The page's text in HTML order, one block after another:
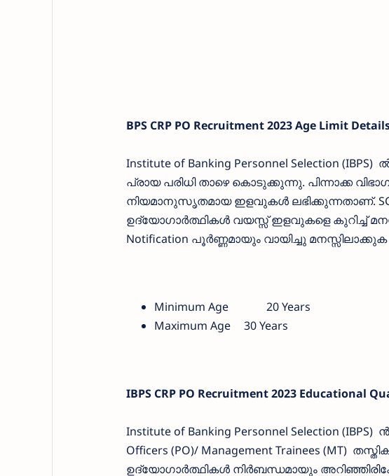
BPS CRP PO Recruitment 2023 Age Limit
Institute of Banking Personnel Selection
പ്രായ പരിധി താഴെ കൊടുക്കുന്നു. പിന്നാക്ക
നിയമാനുസൃതമായ ഇളവുകള്‍ ലഭിക്കുന്നതാണ്. SC/
ഉദ്യോഗാര്‍ത്ഥികള്‍ വയസ്സ് ഇളവുകളെ കുറിച്ച്
Notification പൂര്‍ണ്ണമായും വായിച്ചു മനസ്സിലാക്കുക
Minimum Age
20 Years
Maximum Age
30 Years
IBPS CRP PO Recruitment 2023 Educational
Institute of Banking Personnel Selection
Officers (PO)/ Management Trainees (MT)
ഉദ്യോഗാര്‍ത്ഥികള്‍ നിര്‍ബന്ധമായും